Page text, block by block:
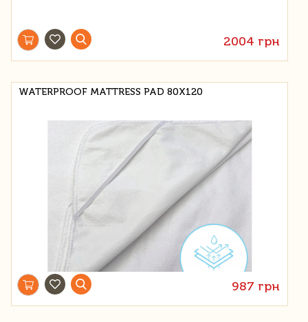
2004 грн
WATERPROOF MATTRESS PAD 80X120
987 грн